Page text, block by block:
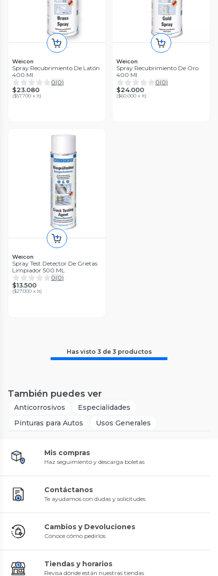
Weicon
Spray Recubrimiento De Latón
400 Ml
0(0)
$23.080
($57.700 x lt)
Weicon
Spray Recubrimiento De Oro
400 Ml
0(0)
$24.000
($60.000 x lt)
Weicon
Spray Test Detector De Grietas
Limpiador 500 ML
0(0)
$13.500
($27.000 x lt)
Has visto 3 de 3 productos
También puedes ver
Anticorrosivos
Especialidades
Pinturas para Autos
Usos Generales
Mis compras
Haz seguimiento y descarga boletas
Contáctanos
Te ayudamos con dudas y solicitudes
Cambios y Devoluciones
Conoce cómo pedirlos
Tiendas y horarios
Revisa dónde están nuestras tiendas